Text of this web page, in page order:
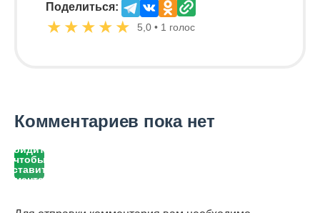
Поделиться:
★ ★ ★ ★ ★ 5,0 • 1 голос
Комментариев пока нет
Войдите,
чтобы
оставить